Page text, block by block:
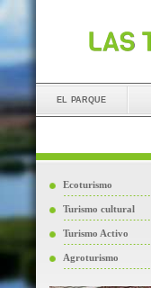
el parque
Ecoturismo
Turismo cultural
Turismo Activo
Agroturismo